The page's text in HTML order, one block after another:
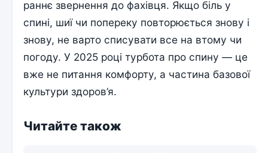
раннє звернення до фахівця. Якщо біль у
спині, шиї чи попереку повторюється знову і
знову, не варто списувати все на втому чи
погоду. У 2025 році турбота про спину — це
вже не питання комфорту, а частина базової
культури здоров’я.
Читайте також